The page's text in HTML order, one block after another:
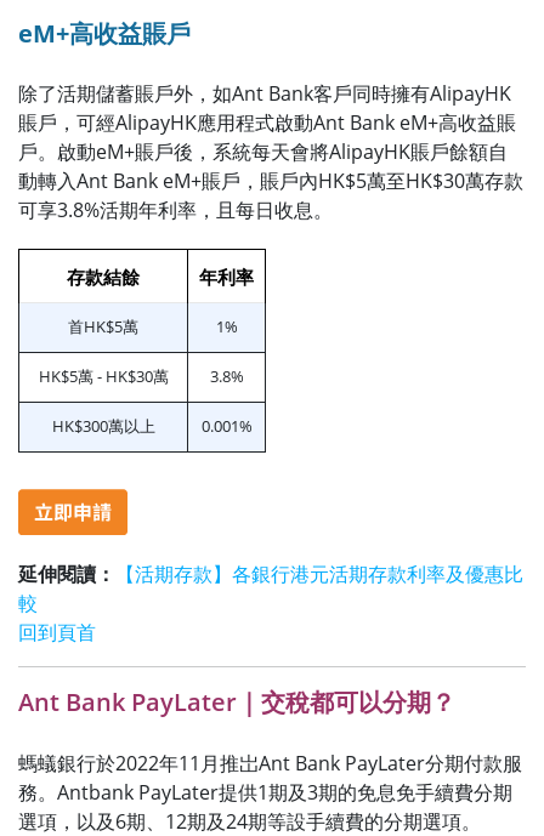
eM+高收益賬戶
除了活期儲蓄賬戶外，如Ant Bank客戶同時擁有AlipayHK
賬戶，可經AlipayHK應用程式啟動Ant Bank eM+高收益賬
戶。啟動eM+賬戶後，系統每天會將AlipayHK賬戶餘額自
動轉入Ant Bank eM+賬戶，賬戶內HK$5萬至HK$30萬存款
可享3.8%活期年利率，且每日收息。
存款結餘 年利率
首HK$5萬 1%
HK$5萬 - HK$30萬 3.8%
HK$300萬以上 0.001%
延伸閱讀：
【活期存款】各銀行港元活期存款利率及優惠比
較
回到頁首
Ant Bank PayLater｜交稅都可以分期？
螞蟻銀行於2022年11月推岀Ant Bank PayLater分期付款服
務。Antbank PayLater提供1期及3期的免息免手續費分期
選項，以及6期、12期及24期等設手續費的分期選項。